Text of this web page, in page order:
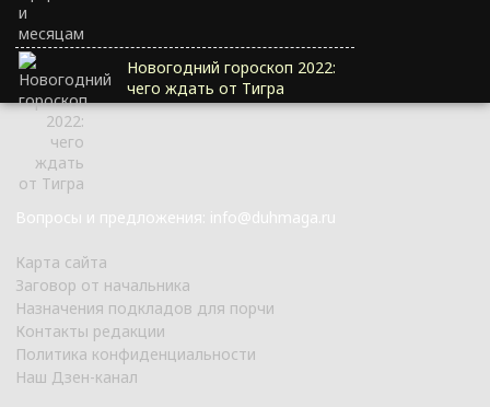
Новогодний гороскоп 2022:
чего ждать от Тигра
Вопросы и предложения: info@duhmaga.ru
Карта сайта
Заговор от начальника
Назначения подкладов для порчи
Контакты редакции
Политика конфиденциальности
Наш Дзен-канал